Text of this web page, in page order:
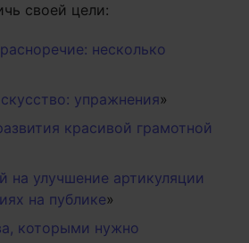
своей цели:
несколько
упражнения»
красивой грамотной
на улучшение артикуляции
на публике»
которыми нужно